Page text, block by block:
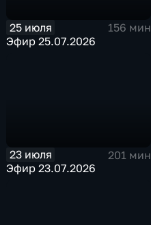
25 июля
156 мин
Эфир 25.07.2026
23 июля
201 мин
Эфир 23.07.2026